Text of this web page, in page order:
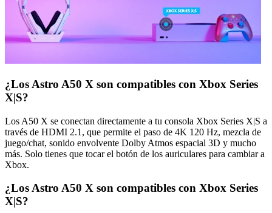
¿Los Astro A50 X son compatibles con Xbox Series
X|S?
Los A50 X se conectan directamente a tu consola Xbox Series X|S a
través de HDMI 2.1, que permite el paso de 4K 120 Hz, mezcla de
juego/chat, sonido envolvente Dolby Atmos espacial 3D y mucho
más. Solo tienes que tocar el botón de los auriculares para cambiar a
Xbox.
¿Los Astro A50 X son compatibles con Xbox Series
X|S?